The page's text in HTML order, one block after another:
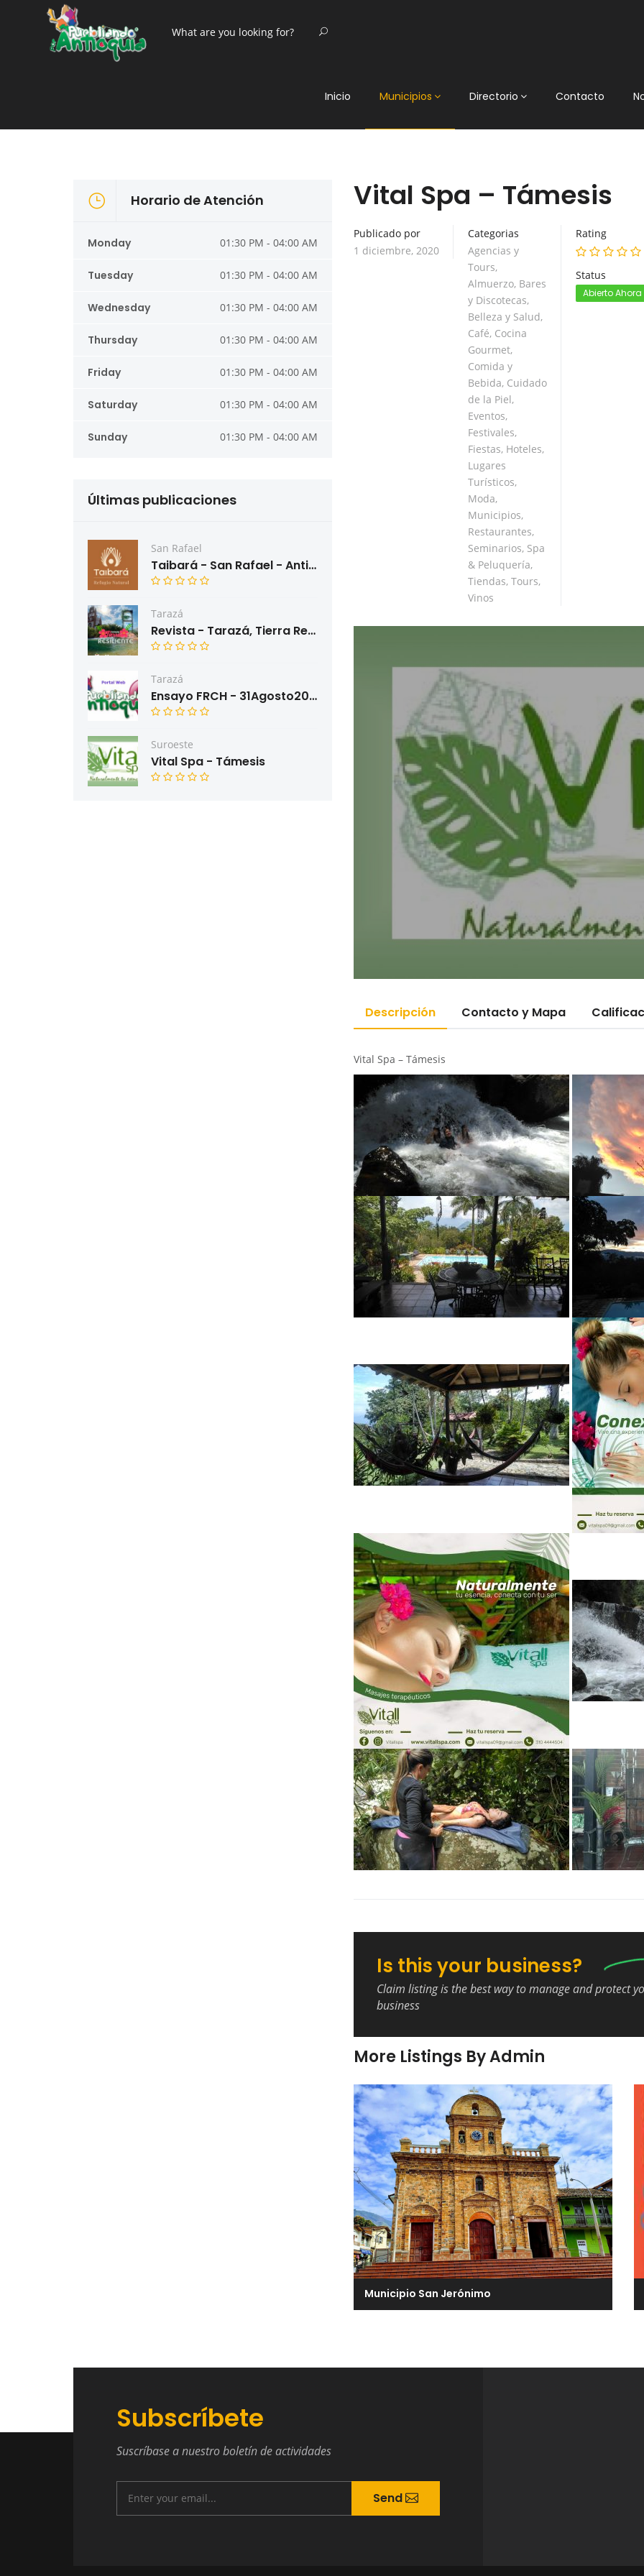
Inicio Municipios Directorio Contacto
Vital Spa – Támesis
Publicado por
1 diciembre, 2020
Categorias
Agencias y
Tours,
Almuerzo, Bares
y Discotecas,
Belleza y Salud,
Café, Cocina
Gourmet,
Comida y
Bebida, Cuidado
de la Piel,
Eventos,
Festivales,
Fiestas, Hoteles,
Lugares
Turísticos,
Moda,
Municipios,
Restaurantes,
Seminarios, Spa
& Peluquería,
Tiendas, Tours,
Vinos
Rating
Status
Abierto Ahora
Descripción Contacto y Mapa
Vital Spa – Támesis
Is this your business?
Claim listing is the best way to manage and protect
business
More Listings By Admin
Municipio San Jerónimo
Horario de Atención
Monday 01:30 PM - 04:00 AM
Tuesday 01:30 PM - 04:00 AM
Wednesday 01:30 PM - 04:00 AM
Thursday 01:30 PM - 04:00 AM
Friday 01:30 PM - 04:00 AM
Saturday 01:30 PM - 04:00 AM
Sunday 01:30 PM - 04:00 AM
Últimas publicaciones
San Rafael
Taibará - San Rafael - Antioquia
Tarazá
Revista - Tarazá, Tierra Resiliente
Tarazá
Ensayo FRCH - 31Agosto2022
Suroeste
Vital Spa - Támesis
Subscríbete
Suscríbase a nuestro boletín de actividades
Send